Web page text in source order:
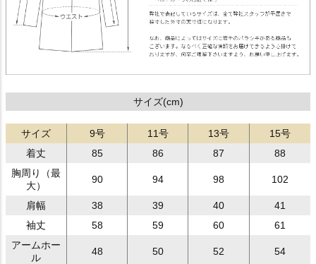
サイズ(cm)
サイズ 9号 11号 13号
15号
着丈
85 86 87
88
胸周り（最
大）
90 94 98 102
肩幅 38 39 40
41
袖丈
58 59 60
61
アームホー
ル
48 50 52 54